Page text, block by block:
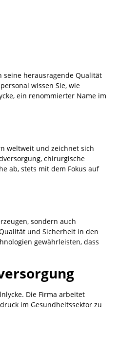
seine herausragende Qualität
wissen Sie, wie
ein renommierter Name im
weltweit und zeichnet sich
chirurgische
ab, stets mit dem Fokus auf
sondern auch
und Sicherheit in den
gewährleisten, dass
Die Firma arbeitet
im Gesundheitssektor zu